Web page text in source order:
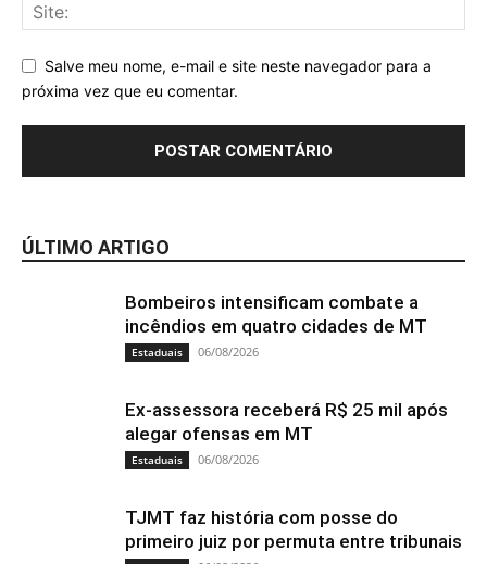
Salve meu nome, e-mail e site neste navegador para a
próxima vez que eu comentar.
ÚLTIMO ARTIGO
Bombeiros intensificam combate a
incêndios em quatro cidades de MT
Estaduais 06/08/2026
Ex-assessora receberá R$ 25 mil após
alegar ofensas em MT
Estaduais 06/08/2026
TJMT faz história com posse do
primeiro juiz por permuta entre tribunais